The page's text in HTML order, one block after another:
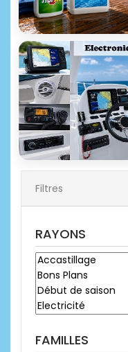
Filtres
RAYONS
FAMILLES